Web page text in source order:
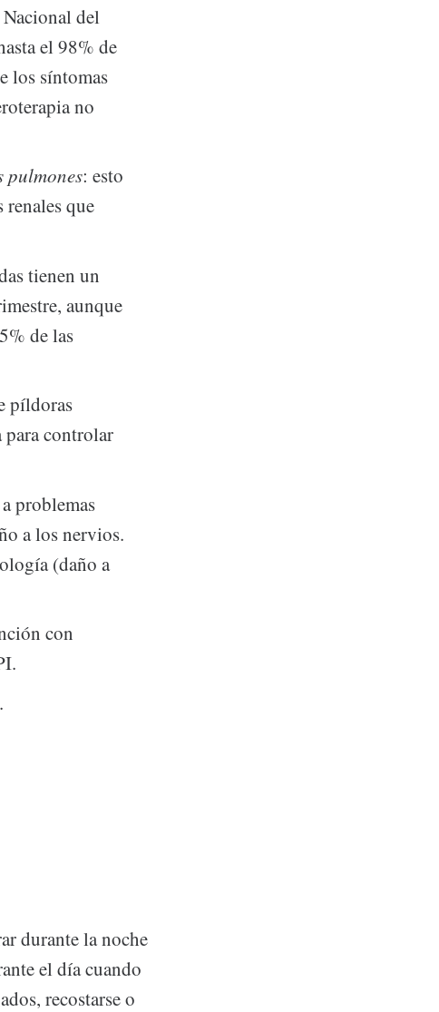
del
el 98% de
los síntomas
no
pulmones: esto
que
tienen un
aunque
de las
píldoras
para controlar
problemas
a los nervios.
(daño a
con
durante la noche
el día cuando
recostarse o